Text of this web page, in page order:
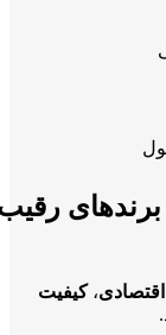
برندهای
،کیفیت